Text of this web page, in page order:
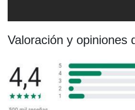
Valoración y opiniones